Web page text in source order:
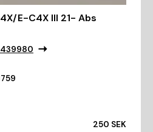
E-C4X III 21- Abs
250 SEK